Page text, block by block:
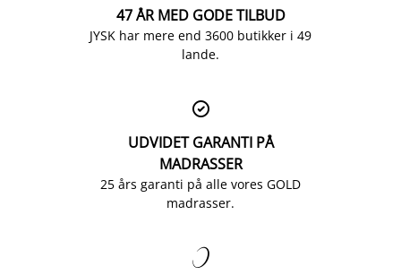
47 ÅR MED GODE TILBUD
JYSK har mere end 3600 butikker i 49
lande.

UDVIDET GARANTI PÅ
MADRASSER
25 års garanti på alle vores GOLD
madrasser.
